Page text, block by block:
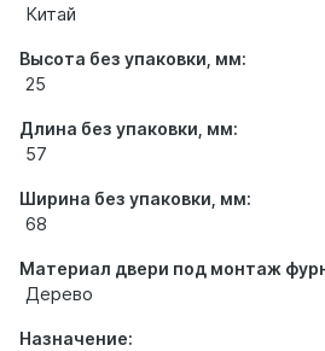
Китай
Высота без упаковки, мм:
25
Длина без упаковки, мм:
57
Ширина без упаковки, мм:
68
Материал двери под монтаж
Дерево
Назначение: